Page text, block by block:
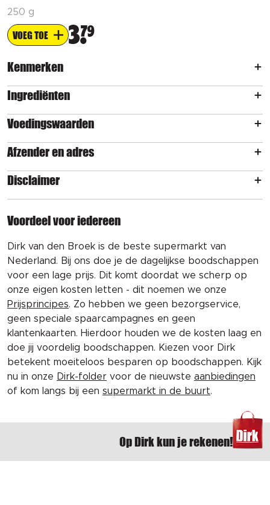
250 g
VOEG TOE 379
Kenmerken
Ingrediënten
Voedingswaarden
Afzender en adres
Disclaimer
Voordeel voor iedereen
Dirk van den Broek is de beste supermarkt van
Nederland. Bij ons doe je de dagelijkse boodschappen
voor een lage prijs. Dit komt doordat we scherp op
onze eigen kosten letten - dit noemen we onze
Prijsprincipes. Zo hebben we geen bezorgservice,
geen speciale spaarcampagnes en geen
klantenkaarten. Hierdoor houden we de kosten laag en
doe jij voordelig boodschappen. Kiezen voor Dirk
betekent moeiteloos besparen op boodschappen. Kijk
nu in onze Dirk-folder voor de nieuwste aanbiedingen
of kom langs bij een supermarkt in de buurt.
Op Dirk kun je rekenen!